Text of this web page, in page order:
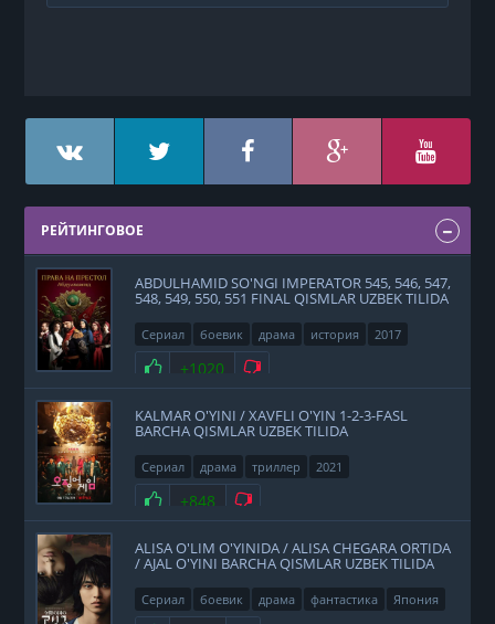
РЕЙТИНГОВОЕ
ABDULHAMID SO'NGI IMPERATOR 545, 546, 547,
548, 549, 550, 551 FINAL QISMLAR UZBEK TILIDA
Сериал боевик драма история 2017
Нравится
+1020 Не нравится
KALMAR O'YINI / XAVFLI O'YIN 1-2-3-FASL
BARCHA QISMLAR UZBEK TILIDA
Сериал драма триллер 2021
Нравится
+848 Не нравится
ALISA O'LIM O'YINIDA / ALISA CHEGARA ORTIDA
/ AJAL O'YINI BARCHA QISMLAR UZBEK TILIDA
Сериал боевик драма фантастика
Япония